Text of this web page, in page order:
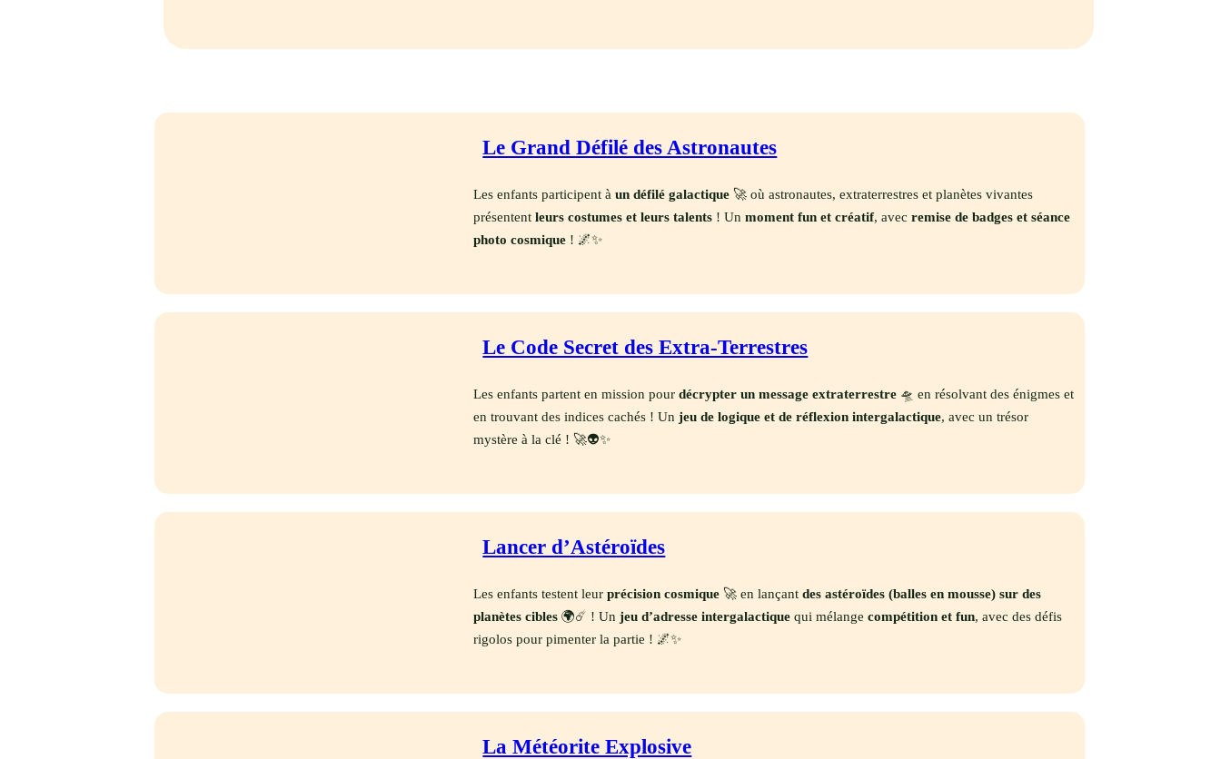
Le Grand Défilé des Astronautes
Les enfants participent àun défilé galactique 🚀 où astronautes, extraterrestres et planètes vivantes
présententleurs costumes et leurs talents ! Unmoment fun et créatif, avecremise de badges et séance
photo cosmique ! 🌌✨
Le Code Secret des Extra-Terrestres
Les enfants partent en mission pourdécrypter un message extraterrestre 🛸 en résolvant des énigmes et
en trouvant des indices cachés ! Unjeu de logique et de réflexion intergalactique, avec un trésor
mystère à la clé ! 🚀👽✨
Lancer d’Astéroïdes
Les enfants testent leurprécision cosmique 🚀 en lançantdes astéroïdes (balles en mousse) sur des
planètes cibles 🌍☄️ ! Unjeu d’adresse intergalactique qui mélangecompétition et fun, avec des défis
rigolos pour pimenter la partie ! 🌌✨
La Météorite Explosive